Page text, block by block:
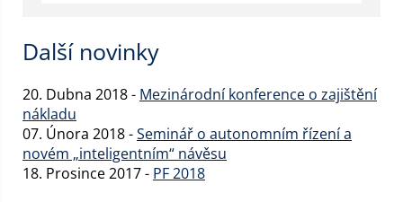
Další novinky
20. Dubna 2018 - Mezinárodní konference o zajištění
nákladu
07. Února 2018 -Seminář o autonomním řízení a
novém „inteligentním“ návěsu
18. Prosince 2017 - PF 2018